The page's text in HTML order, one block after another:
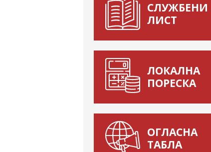
СЛУЖБЕНИ
ЛИСТ
ЛОКАЛНА
ПОРЕСКА
ОГЛАСНА
ТАБЛА